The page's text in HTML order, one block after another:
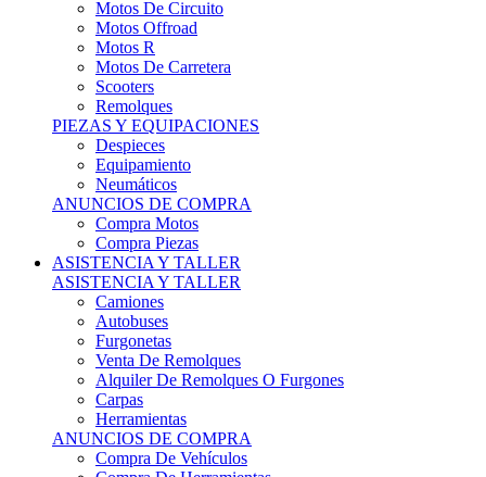
Motos R
Motos De Carretera
Scooters
Remolques
PIEZAS Y EQUIPACIONES
Despieces
Equipamiento
Neumáticos
ANUNCIOS DE COMPRA
Compra Motos
Compra Piezas
ASISTENCIA Y TALLER
ASISTENCIA Y TALLER
Camiones
Autobuses
Furgonetas
Venta De Remolques
Alquiler De Remolques O Furgones
Carpas
Herramientas
ANUNCIOS DE COMPRA
Compra De Vehículos
Compra De Herramientas